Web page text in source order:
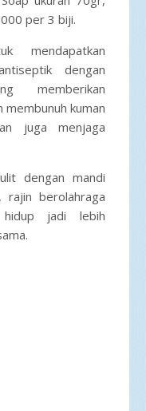
per 3 biji.
mendapatkan
dengan
memberikan
kuman
juga menjaga
dengan mandi
rajin berolahraga
jadi lebih